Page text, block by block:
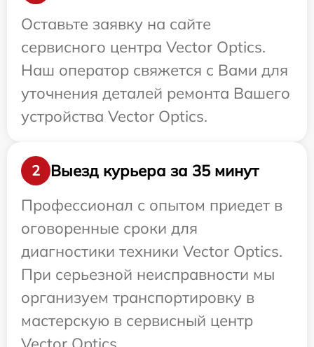
Оставьте заявку на сайте
сервисного центра Vector Optics.
Наш оператор свяжется с Вами для
уточнения деталей ремонта Вашего
устройства Vector Optics.
2
Выезд курьера за 35 минут
Профессионал с опытом приедет в
оговоренные сроки для
диагностики техники Vector Optics.
При серьезной неисправности мы
организуем транспортировку в
мастерскую в сервисный центр